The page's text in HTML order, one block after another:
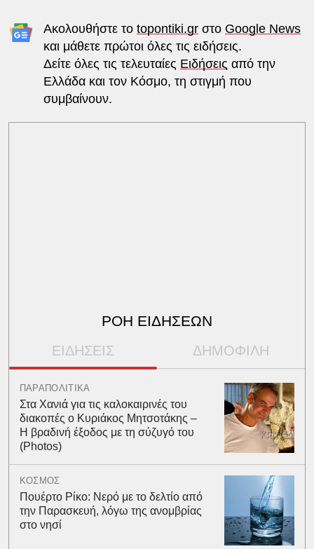
Ακολουθήστε το topontiki.grστο Google News
και μάθετε πρώτοι όλες τις ειδήσεις.
Δείτε όλες τις τελευταίες Ειδήσεις από την
Ελλάδα και τον Κόσμο, τη στιγμή που
συμβαίνουν.
ΡΟΗ ΕΙΔΗΣΕΩΝ
ΕΙΔΗΣΕΙΣ ΔΗΜΟΦΙΛΗ
ΠΑΡΑΠΟΛΙΤΙΚΑ
Στα Χανιά για τις καλοκαιρινές του
διακοπές ο Κυριάκος Μητσοτάκης –
Η βραδινή έξοδος με τη σύζυγό του
(Photos)
ΚΟΣΜΟΣ
Πουέρτο Ρίκο: Νερό με το δελτίο από
την Παρασκευή, λόγω της ανομβρίας
στο νησί